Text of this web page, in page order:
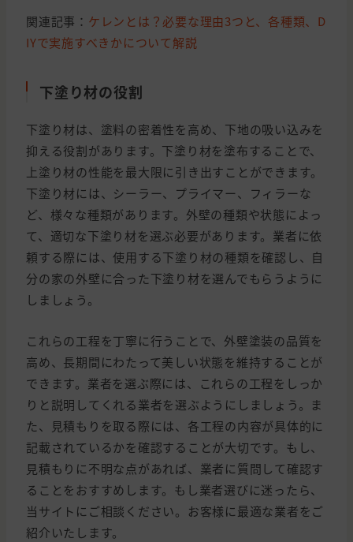
関連記事： ケレンとは？必要な理由3つと、各種類、D
IYで実施すべきかについて解説
下塗り材の役割
下塗り材は、塗料の密着性を高め、下地の吸い込みを
抑える役割があります。下塗り材を塗布することで、
上塗り材の性能を最大限に引き出すことができます。
下塗り材には、シーラー、プライマー、フィラーな
ど、様々な種類があります。外壁の種類や状態によっ
て、適切な下塗り材を選ぶ必要があります。業者に依
頼する際には、使用する下塗り材の種類を確認し、自
分の家の外壁に合った下塗り材を選んでもらうように
しましょう。
これらの工程を丁寧に行うことで、外壁塗装の品質を
高め、長期間にわたって美しい状態を維持することが
できます。業者を選ぶ際には、これらの工程をしっか
りと説明してくれる業者を選ぶようにしましょう。ま
た、見積もりを取る際には、各工程の内容が具体的に
記載されているかを確認することが大切です。もし、
見積もりに不明な点があれば、業者に質問して確認す
ることをおすすめします。もし業者選びに迷ったら、
当サイトにご相談ください。お客様に最適な業者をご
紹介いたします。